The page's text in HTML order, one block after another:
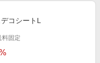
コシートL
料固定